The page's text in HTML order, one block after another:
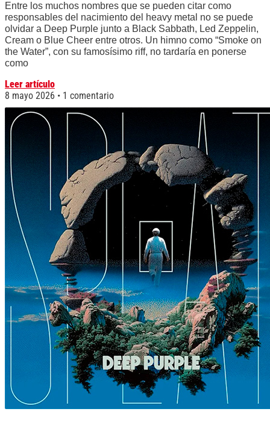
Entre los muchos nombres que se pueden citar como
responsables del nacimiento del heavy metal no se puede
olvidar a Deep Purple junto a Black Sabbath, Led Zeppelin,
Cream o Blue Cheer entre otros. Un himno como “Smoke on
the Water”, con su famosísimo riff, no tardaría en ponerse
como
Leer artículo
8 mayo 2026
1 comentario